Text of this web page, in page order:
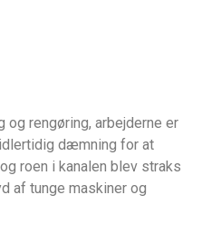
og rengøring, arbejderne er
dæmning for at
roen i kanalen blev straks
af tunge maskiner og